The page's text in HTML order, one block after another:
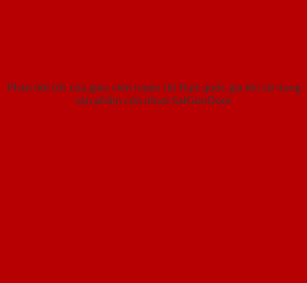
Phản hồi tốt của giáo viên luyện thi thpt quốc gia khi sử dụng
sản phẩm cửa nhựa SaiGonDoor